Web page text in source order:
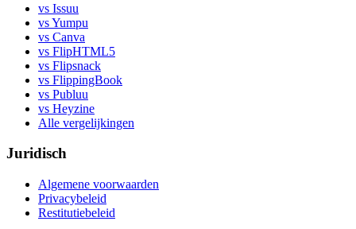
vs Issuu
vs Yumpu
vs Canva
vs FlipHTML5
vs Flipsnack
vs FlippingBook
vs Publuu
vs Heyzine
Alle vergelijkingen
Juridisch
Algemene voorwaarden
Privacybeleid
Restitutiebeleid